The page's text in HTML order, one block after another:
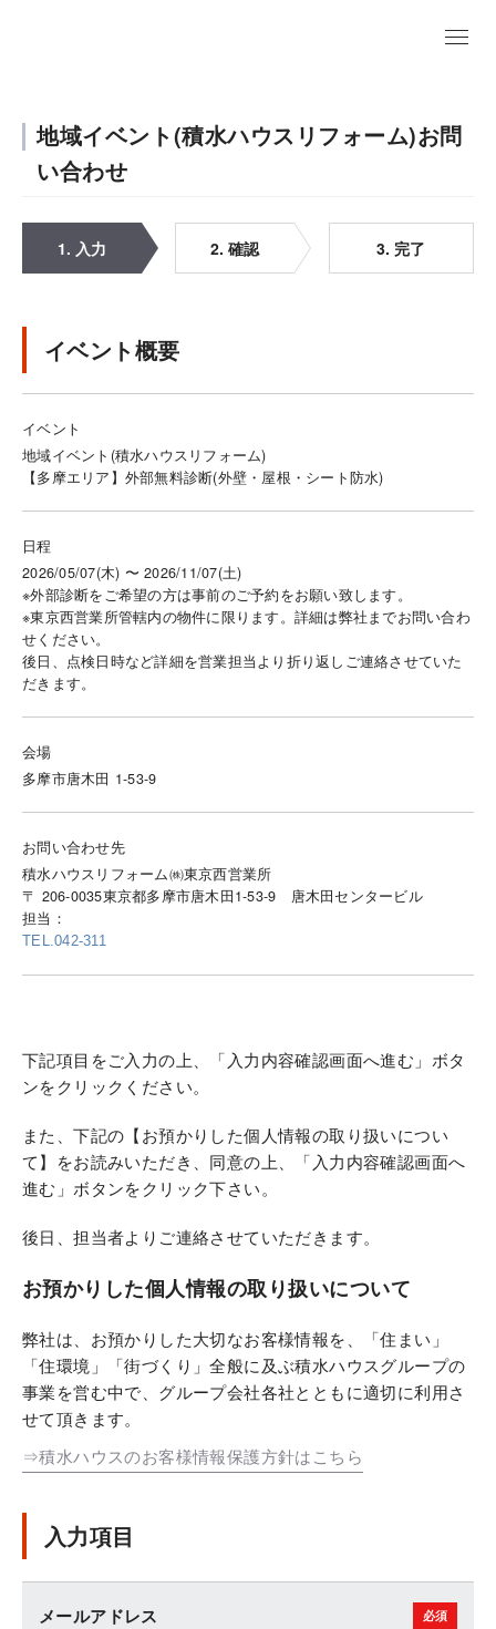
地域イベント(積水ハウスリフォーム)お問
い合わせ
1. 入力 2. 確認 3. 完了
イベント概要
イベント
地域イベント(積水ハウスリフォーム)
【多摩エリア】外部無料診断(外壁・屋根・シート防水)
日程
2026/05/07(木) 〜 2026/11/07(土)
※外部診断をご希望の方は事前のご予約をお願い致します。
※東京西営業所管轄内の物件に限ります。詳細は弊社までお問い合わ
せください。
後日、点検日時など詳細を営業担当より折り返しご連絡させていた
だきます。
会場
多摩市唐木田 1-53-9
お問い合わせ先
積水ハウスリフォーム㈱東京西営業所
〒 206-0035東京都多摩市唐木田1-53-9 唐木田センタービル
担当：
TEL.042-311
下記項目をご入力の上、「入力内容確認画面へ進む」ボタ
ンをクリックください。
また、下記の【お預かりした個人情報の取り扱いについ
て】をお読みいただき、同意の上、「入力内容確認画面へ
進む」ボタンをクリック下さい。
後日、担当者よりご連絡させていただきます。
お預かりした個人情報の取り扱いについて
弊社は、お預かりした大切なお客様情報を、「住まい」
「住環境」「街づくり」全般に及ぶ積水ハウスグループの
事業を営む中で、グループ会社各社とともに適切に利用さ
せて頂きます。
⇒積水ハウスのお客様情報保護方針はこちら
入力項目
メールアドレス